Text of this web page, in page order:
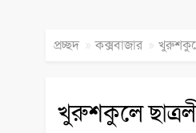
প্রচ্ছদ » কক্সবাজার »
খুরুশকুলে